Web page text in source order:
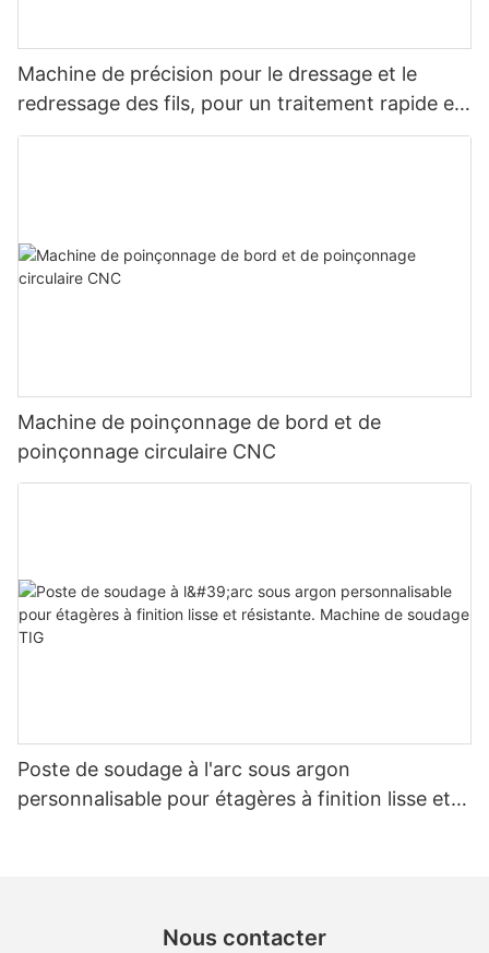
Machine de précision pour le dressage et le
redressage des fils, pour un traitement rapide et
stable.
Machine de poinçonnage de bord et de
poinçonnage circulaire CNC
Poste de soudage à l'arc sous argon
personnalisable pour étagères à finition lisse et
Nous contacter